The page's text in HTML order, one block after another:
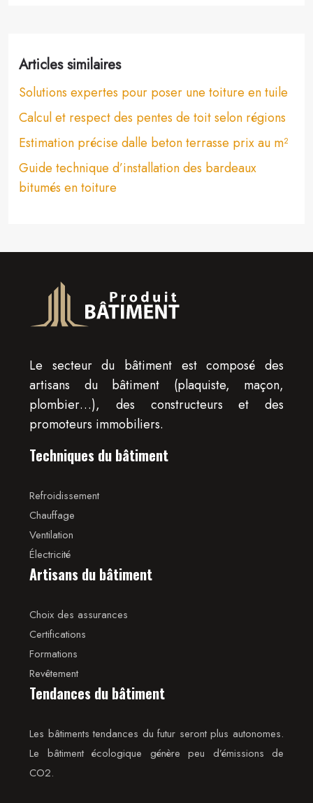
Articles similaires
Solutions expertes pour poser une toiture en tuile
Calcul et respect des pentes de toit selon régions
Estimation précise dalle beton terrasse prix au m²
Guide technique d’installation des bardeaux
bitumés en toiture
Le secteur du bâtiment est composé des
artisans du bâtiment (plaquiste, maçon,
plombier…), des constructeurs et des
promoteurs immobiliers.
Techniques du bâtiment
Refroidissement
Chauffage
Ventilation
Électricité
Artisans du bâtiment
Choix des assurances
Certifications
Formations
Revêtement
Tendances du bâtiment
Les bâtiments tendances du futur seront plus autonomes.
Le bâtiment écologique génère peu d’émissions de
CO2.